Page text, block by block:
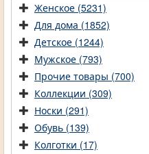
Женское (5231)
Для дома (1852)
Детское (1244)
Мужское (793)
Прочие товары (700)
Коллекции (309)
Носки (291)
Обувь (139)
Колготки (17)